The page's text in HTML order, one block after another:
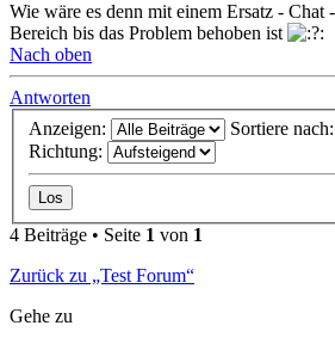
Wie wäre es denn mit einem Ersatz -
Bereich bis das Problem behoben ist
Nach oben
Antworten
Anzeigen:
Sortiere nach:
Richtung:
4 Beiträge • Seite 1 von 1
Zurück zu „Test Forum“
Gehe zu